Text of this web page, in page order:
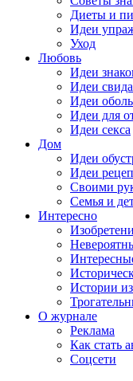
Диеты и
Идеи
Уход
Любовь
Идеи
Идеи
Идеи
Идеи для
Идеи секса
Дом
Идеи
Идеи
Своими
Семья и
Интересно
Истории
О журнале
Реклама
Как стать
Соцсети